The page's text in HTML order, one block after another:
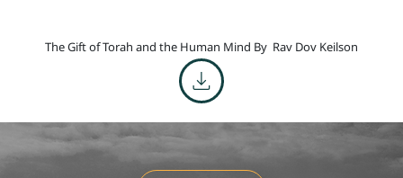
The Gift of Torah and the Human Mind By Rav Dov Keilson